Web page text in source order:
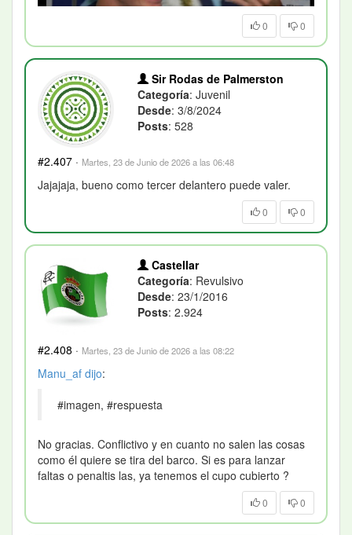
0 0
Sir Rodas de Palmerston
Categoría: Juvenil
Desde: 3/8/2024
Posts: 528
#2.407 · Martes, 23 de Junio de 2026 a las 06:48
Jajajaja, bueno como tercer delantero puede valer.
0 0
Castellar
Categoría: Revulsivo
Desde: 23/1/2016
Posts: 2.924
#2.408 · Martes, 23 de Junio de 2026 a las 08:22
Manu_af dijo:
#imagen, #respuesta
No gracias. Conflictivo y en cuanto no salen las cosas
como él quiere se tira del barco. Si es para lanzar
faltas o penaltis las, ya tenemos el cupo cubierto ?
0 0